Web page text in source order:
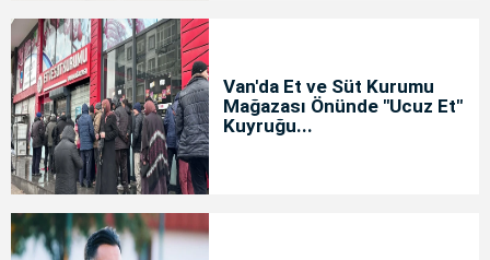
Van'da Et ve Süt Kurumu
Mağazası Önünde "Ucuz Et"
Kuyruğu...